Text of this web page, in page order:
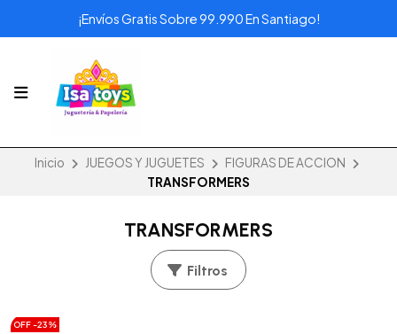
¡Envíos Gratis Sobre 99.990 En Santiago!
Inicio JUEGOS Y JUGUETES
FIGURAS DE ACCION
TRANSFORMERS
TRANSFORMERS
Filtros
OFF -23%